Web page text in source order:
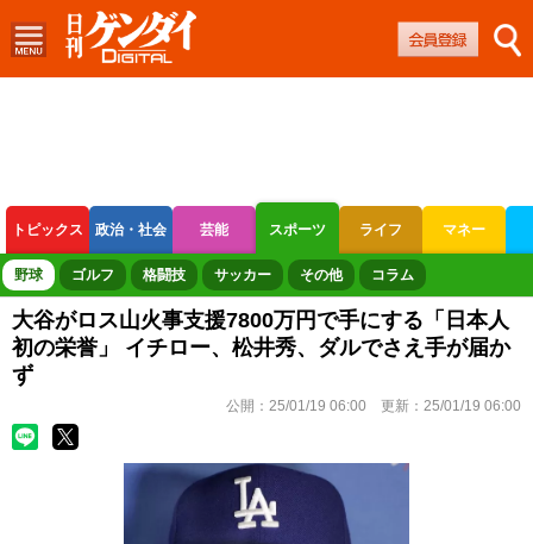
トピックス 政治・社会 芸能 スポーツ ライフ マネー
ボートレース 競輪 オートレース
野球 ゴルフ 格闘技 サッカー その他 コラム
大谷がロス山火事支援7800万円で手にする「日本人
初の栄誉」 イチロー、松井秀、ダルでさえ手が届か
ず
公開： 25/01/19 06:00 更新： 25/01/19 06:00